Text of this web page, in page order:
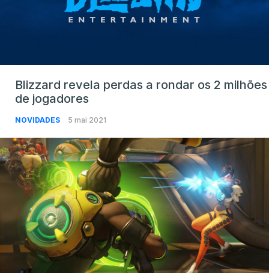
Blizzard revela perdas a rondar os 2 milhões
de jogadores
NOVIDADES 5 mai 2021